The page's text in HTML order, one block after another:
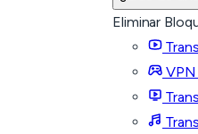
Eliminar
VPN